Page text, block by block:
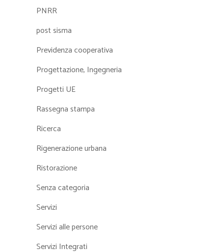
PNRR
post sisma
Previdenza cooperativa
Progettazione, Ingegneria
Progetti UE
Rassegna stampa
Ricerca
Rigenerazione urbana
Ristorazione
Senza categoria
Servizi
Servizi alle persone
Servizi Integrati